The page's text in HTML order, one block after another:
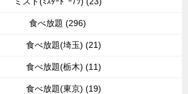
食べ放題 (296)
食べ放題(埼玉) (21)
食べ放題(栃木) (11)
食べ放題(東京) (19)